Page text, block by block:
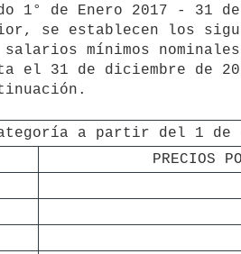
1° de Enero 2017 -
se establecen los
Los salarios mínimos
31 de diciembre de
a partir del 1 de
PRECIOS